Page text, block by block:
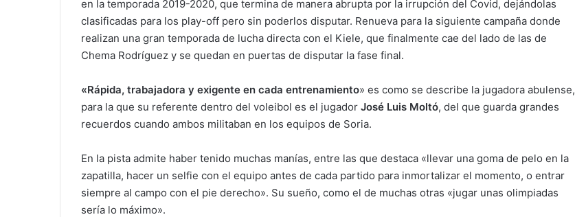
en la temporada 2019-2020, que termina de manera abrupta por la irrupción del Covid, dejándolas
clasificadas para los play-off pero sin poderlos disputar. Renueva para la siguiente campaña donde
realizan una gran temporada de lucha directa con el Kiele, que finalmente cae del lado de las de
Chema Rodríguez y se quedan en puertas de disputar la fase final.
«Rápida, trabajadora y exigente en cada entrenamiento» es como se describe la jugadora abulense,
para la que su referente dentro del voleibol es el jugador José Luis Moltó, del que guarda grandes
recuerdos cuando ambos militaban en los equipos de Soria.
En la pista admite haber tenido muchas manías, entre las que destaca «llevar una goma de pelo en la
zapatilla, hacer un selfie con el equipo antes de cada partido para inmortalizar el momento, o entrar
siempre al campo con el pie derecho». Su sueño, como el de muchas otras «jugar unas olimpiadas
sería lo máximo».